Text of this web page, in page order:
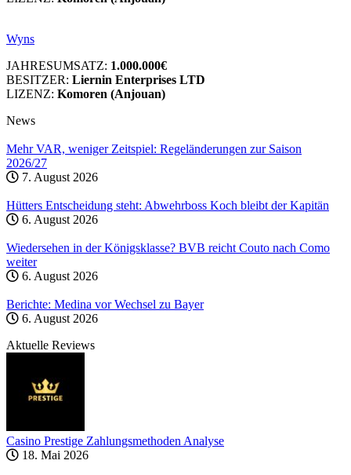
Wyns
JAHRESUMSATZ: 1.000.000€
BESITZER: Liernin Enterprises LTD
LIZENZ: Komoren (Anjouan)
News
Mehr VAR, weniger Zeitspiel: Regeländerungen zur Saison
2026/27
7. August 2026
Hütters Entscheidung steht: Abwehrboss Koch bleibt der Kapitän
6. August 2026
Wiedersehen in der Königsklasse? BVB reicht Couto nach Como
weiter
6. August 2026
Berichte: Medina vor Wechsel zu Bayer
6. August 2026
Aktuelle Reviews
Casino Prestige Zahlungsmethoden Analyse
18. Mai 2026